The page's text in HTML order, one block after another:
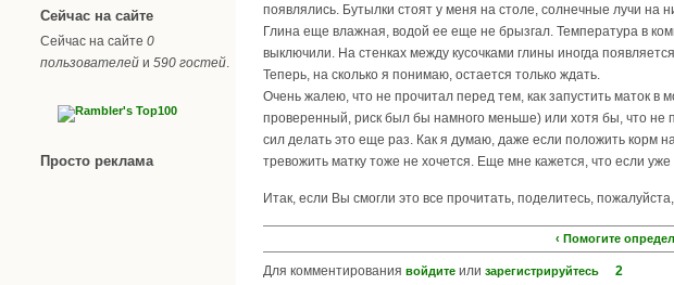
Сейчас на сайте
Сейчас на сайте 0
пользователей и 590 гостей
Просто реклама
появлялись. Бутылки стоят у меня на столе, солнечные лучи на
Глина еще влажная, водой ее еще не брызгал. Температура в
выключили. На стенках между кусочками глины иногда
Теперь, на сколько я понимаю, остается только ждать.
Очень жалею, что не прочитал перед тем, как запустить маток
проверенный, риск был бы намного меньше) или хотя бы, что не
сил делать это еще раз. Как я думаю, даже если положить корм
тревожить матку тоже не хочется. Еще мне кажется, что если
Итак, если Вы смогли это все прочитать, поделитесь,
‹ Помогите
Для комментирования войдите или зарегистрируйтесь 2